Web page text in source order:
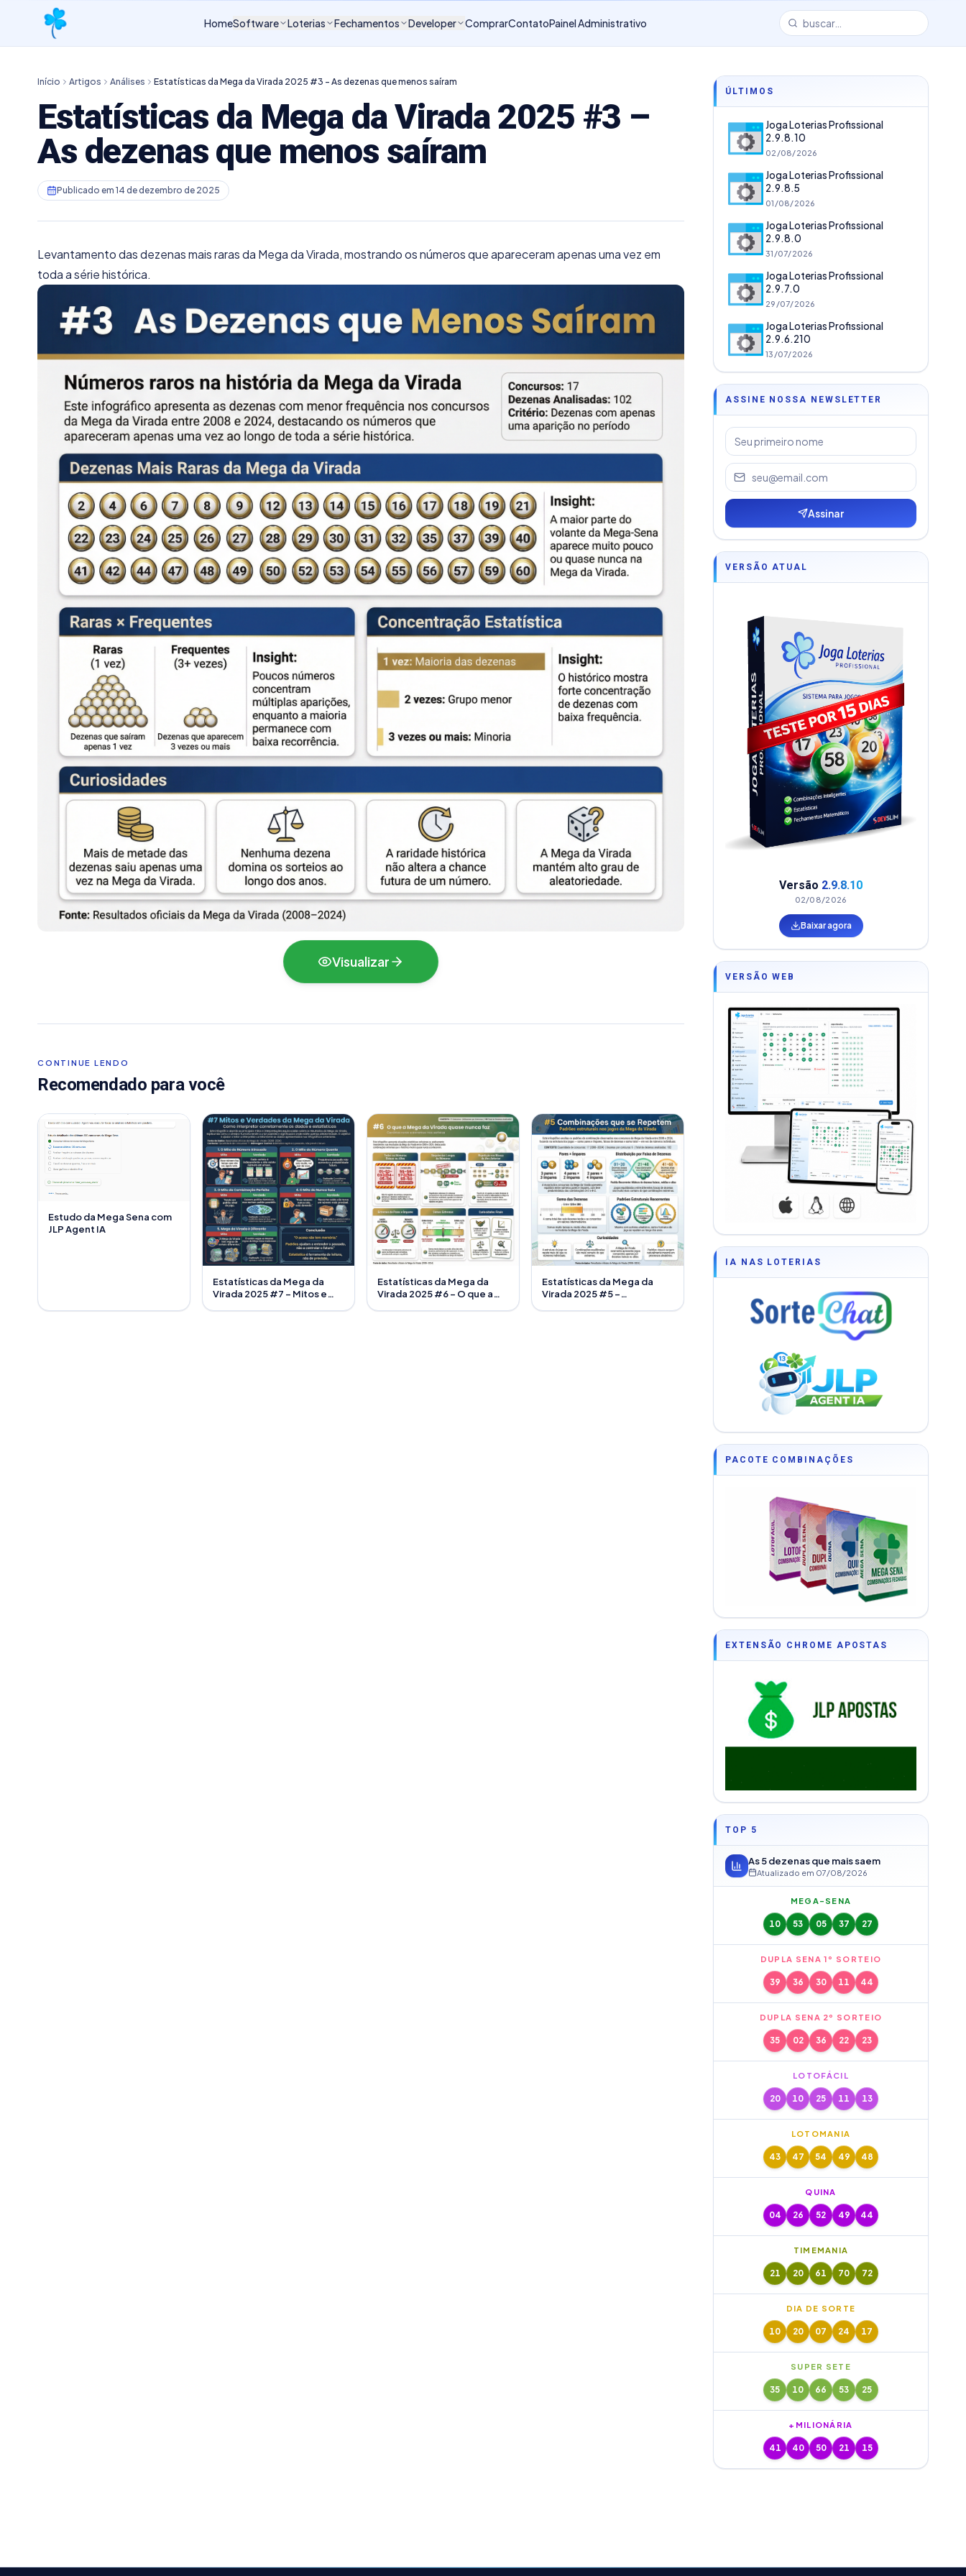
HomeSoftware Loterias Fechamentos Developer ComprarContatoPainel Administrativo
Início Artigos Análises Estatísticas da Mega da Virada 2025 #3 – As dezenas que menos saíram
Estatísticas da Mega da Virada 2025 #3 –
As dezenas que menos saíram
Publicado em 14 de dezembro de 2025
Levantamento das dezenas mais raras da Mega da Virada, mostrando os números que apareceram apenas uma vez em
toda a série histórica.
Visualizar
CONTINUE LENDO
Recomendado para você
Estudo da Mega Sena com
JLP Agent IA
Estatísticas da Mega da
Virada 2025 #7 – Mitos e
Estatísticas da Mega da
Virada 2025 #6 – O que a
Estatísticas da Mega da
Virada 2025 #5 –
ÚLTIMOS
Joga Loterias Profissional
2.9.8.10
02/08/2026
Joga Loterias Profissional
2.9.8.5
01/08/2026
Joga Loterias Profissional
2.9.8.0
31/07/2026
Joga Loterias Profissional
2.9.7.0
29/07/2026
Joga Loterias Profissional
2.9.6.210
13/07/2026
ASSINE NOSSA NEWSLETTER
Assinar
VERSÃO ATUAL
Versão 2.9.8.10
02/08/2026
Baixar agora
VERSÃO WEB
IA NAS LOTERIAS
PACOTE COMBINAÇÕES
EXTENSÃO CHROME APOSTAS
TOP 5
As 5 dezenas que mais saem
Atualizado em 07/08/2026
MEGA-SENA
10 53 05 37 27
DUPLA SENA 1º SORTEIO
39 36 30 11 44
DUPLA SENA 2º SORTEIO
35 02 36 22 23
LOTOFÁCIL
20 10 25 11 13
LOTOMANIA
43 47 54 49 48
QUINA
04 26 52 49 44
TIMEMANIA
21 20 61 70 72
DIA DE SORTE
10 20 07 24 17
SUPER SETE
35 10 66 53 25
+MILIONÁRIA
41 40 50 21 15